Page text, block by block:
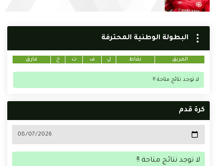
البطولة الوطنية المحترفة
الفريق نقاط ل ف ت خ فارق
لا توجد نتائج متاحة !!
كرة قدم
لا توجد نتائج متاحة !!